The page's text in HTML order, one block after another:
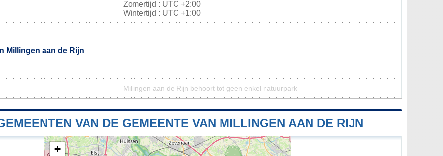
Zomertijd : UTC +2:00
Wintertijd : UTC +1:00
Millingen aan de Rijn
Millingen aan de Rijn behoort tot geen enkel natuurpark
VAN DE GEMEENTE VAN MILLINGEN AAN DE RIJN
+